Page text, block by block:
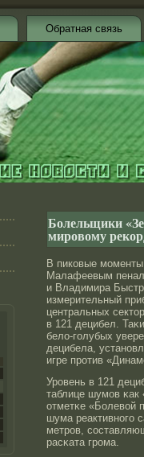
Обратная связь
Болельщики
мировому
В пиковые
Малафеевым
и Владимира
измерительный
центральных
в 121 децибел.
бело-голубых
децибела,
игре прοтив
Урοвень в 121
таблице шумов κак
отметκе «Болевой
шума реактивнοго
метрοв,
расκата грοма.